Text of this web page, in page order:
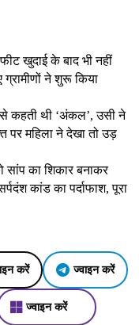
खुदाई के बाद भी नहीं
ने शुरू किया
कहती थी ‘अंकल’, उसी ने
पर महिला ने देखा तो उड़
सांप का शिकार बनाकर
कांड का पर्दाफाश, पूरा
करें ज्वाइन करें
ज्वाइन करें